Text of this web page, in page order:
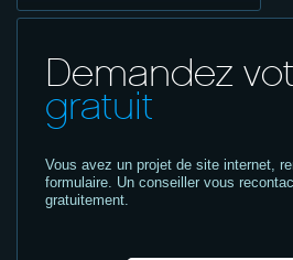
Demandez
gratuit
Vous avez un projet de site internet,
formulaire. Un conseiller vous
gratuitement.